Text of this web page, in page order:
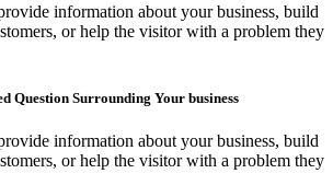
information about your business, build
or help the visitor with a problem they
Question Surrounding Your business
information about your business, build
or help the visitor with a problem they